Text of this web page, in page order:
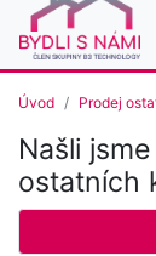
Úvod Prodej
Našli
ostatních